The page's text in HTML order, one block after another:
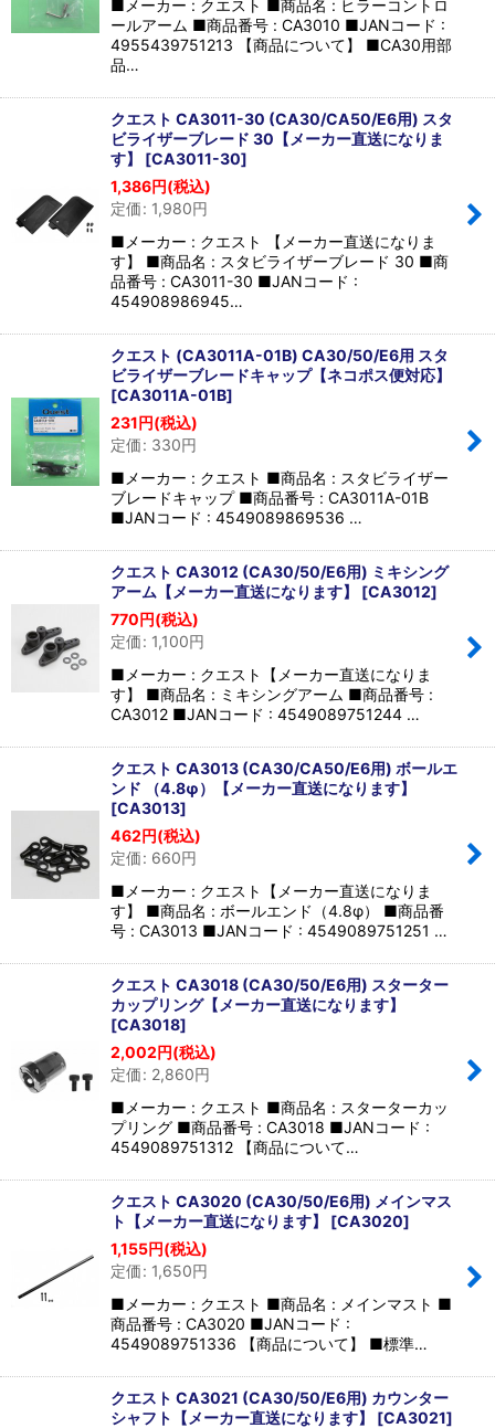
■メーカー : クエスト ■商品名 : ヒラーコントロ
ールアーム ■商品番号 : CA3010 ■JANコード :
4955439751213 【商品について】 ■CA30用部
品…
クエスト CA3011-30 (CA30/CA50/E6用) スタ
ビライザーブレード 30【メーカー直送になりま
す】 [CA3011-30]
1,386円(税込)
定価: 1,980円
■メーカー : クエスト 【メーカー直送になりま
す】 ■商品名 : スタビライザーブレード 30 ■商
品番号 : CA3011-30 ■JANコード :
454908986945…
クエスト (CA3011A-01B) CA30/50/E6用 スタ
ビライザーブレードキャップ【ネコポス便対応】
[CA3011A-01B]
231円(税込)
定価: 330円
■メーカー : クエスト ■商品名 : スタビライザー
ブレードキャップ ■商品番号 : CA3011A-01B
■JANコード : 4549089869536 …
クエスト CA3012 (CA30/50/E6用) ミキシング
アーム【メーカー直送になります】 [CA3012]
770円(税込)
定価: 1,100円
■メーカー : クエスト【メーカー直送になりま
す】 ■商品名 : ミキシングアーム ■商品番号 :
CA3012 ■JANコード : 4549089751244 …
クエスト CA3013 (CA30/CA50/E6用) ボールエ
ンド （4.8φ）【メーカー直送になります】
[CA3013]
462円(税込)
定価: 660円
■メーカー : クエスト【メーカー直送になりま
す】 ■商品名 : ボールエンド（4.8φ） ■商品番
号 : CA3013 ■JANコード : 4549089751251 …
クエスト CA3018 (CA30/50/E6用) スターター
カップリング【メーカー直送になります】
[CA3018]
2,002円(税込)
定価: 2,860円
■メーカー : クエスト ■商品名 : スターターカッ
プリング ■商品番号 : CA3018 ■JANコード :
4549089751312 【商品について…
クエスト CA3020 (CA30/50/E6用) メインマス
ト【メーカー直送になります】 [CA3020]
1,155円(税込)
定価: 1,650円
■メーカー : クエスト ■商品名 : メインマスト ■
商品番号 : CA3020 ■JANコード :
4549089751336 【商品について】 ■標準…
クエスト CA3021 (CA30/50/E6用) カウンター
シャフト【メーカー直送になります】 [CA3021]